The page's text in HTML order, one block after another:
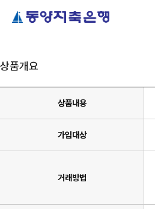
상품개요
상품내용
가입대상
거래방법